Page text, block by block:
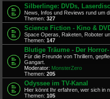
Silberlinge: DVDs,
News, Infos und Reviews rund um
Themen: 327
Science Fiction - Kino &
Space Operas, Raketen, Roboter
Themen: 147
Blutige Träume - Der
Für die Freunde von Thrillern,
Gangart.
Moderator: MonsterZero
Themen: 205
Odyssee im TV-Kanal
Hier könnt Ihr erfahren, wer sich in
Themen: 105